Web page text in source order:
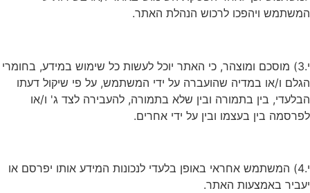
המשתמש ויהפכו לרכוש הנהלת האתר.
י.3) מוסכם ומוצהר, כי האתר יוכל לעשות כל שימוש במידע, בחומרי
הגלם ו/או במדיה שהועברה על ידי המשתמש, על פי שיקול דעתו
הבלעדי, בין בתמורה ובין שלא בתמורה, להעבירה לצד ג' ו/או
לפרסמה בין בעצמו ובין על ידי אחרים.
י.4) המשתמש אחראי באופן בלעדי לנכונות המידע אותו יפרסם או
יעביר באמצעות האתר.